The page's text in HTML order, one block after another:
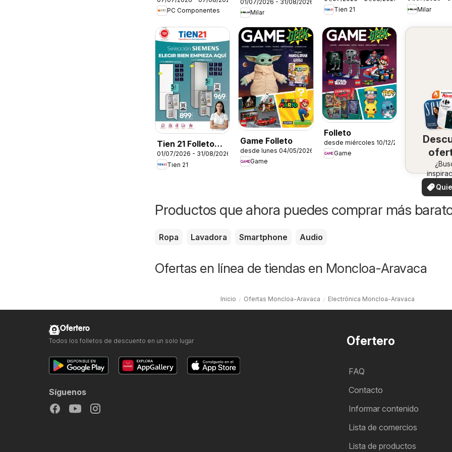
PC Componentes
01/07/2026 - 31/08/2026
Milar
Tien 21
Milar
Tien 21 Folleto
Siemens
01/07/2026 - 31/08/2026
Tien 21
Game Folleto
desde lunes 04/05/2026
Game
Folleto
desde miércoles 10/12/2025
Game
en
¡Vea
ofertas
ver
Productos que ahora puedes comprar más
Ropa Lavadora Smartphone Audio
Ofertas en línea de tiendas en Moncloa-Aravaca
Inicio Ofertas Moncloa-Aravaca Electrónica Moncloa-Aravaca
Ofertero
FAQ
Contacto
Informar contenido
Lista de comercios
Lista de productos
Ofertero
Todos los folletos de descuento en un solo lugar
Síguenos